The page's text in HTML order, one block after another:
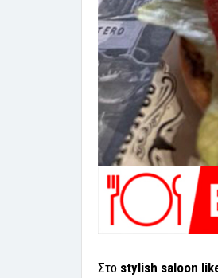
Στο stylish saloon